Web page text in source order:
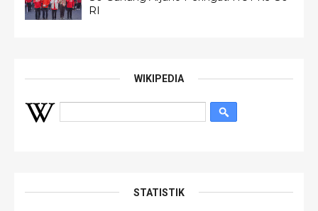
RI
WIKIPEDIA
STATISTIK